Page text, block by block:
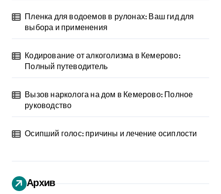
Пленка для водоемов в рулонах: Ваш гид для
выбора и применения
Кодирование от алкоголизма в Кемерово:
Полный путеводитель
Вызов нарколога на дом в Кемерово: Полное
руководство
Осипший голос: причины и лечение осиплости
Архив